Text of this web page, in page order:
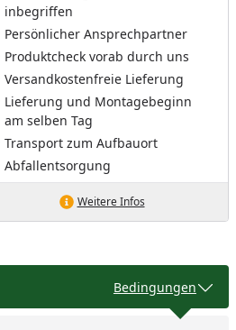
inbegriffen
Persönlicher Ansprechpartner
Produktcheck vorab durch uns
Versandkostenfreie Lieferung
Lieferung und Montagebeginn
am selben Tag
Transport zum Aufbauort
Abfallentsorgung
Weitere Infos
Bedingungen